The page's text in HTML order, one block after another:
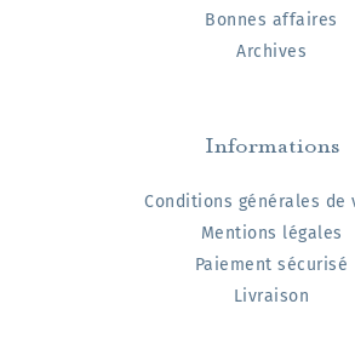
Bonnes affaires
Archives
Informations
Conditions générales de
Mentions légales
Paiement sécurisé
Livraison